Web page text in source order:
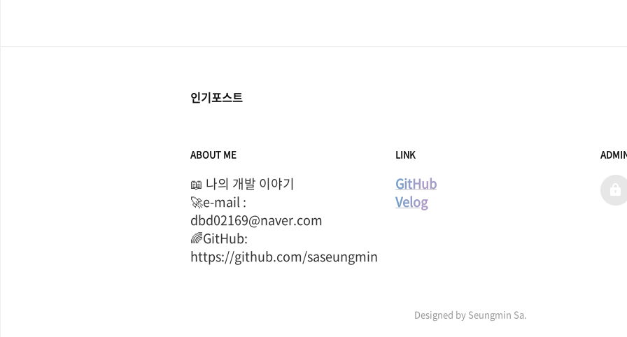
인기포스트
ABOUT ME
📖 나의 개발 이야기
🚀e-mail :
dbd02169@naver.com
🌈GitHub:
https://github.com/saseungmin
LINK
GitHub
Velog
Designed by Seungmin Sa.